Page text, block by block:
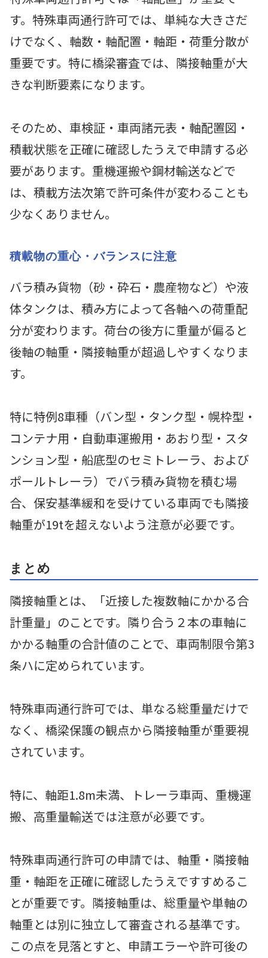
す。特殊車両通行許可では、単純な大きさだ
けでなく、軸数・軸配置・軸距・荷重分散が
重要です。特に橋梁審査では、隣接軸重が大
きな判断要素になります。
そのため、車検証・車両諸元表・軸配置図・
積載状態を正確に確認したうえで申請する必
要があります。重機運搬や鋼材輸送などで
は、積載方法次第で許可条件が変わることも
少なくありません。
積載物の重心・バランスに注意
バラ積み貨物（砂・砕石・農産物など）や液
体タンクは、積み方によって各軸への荷重配
分が変わります。荷台の後方に重量が偏ると
後軸の軸重・隣接軸重が超過しやすくなりま
す。
特に特例8車種（バン型・タンク型・幌枠型・
コンテナ用・自動車運搬用・あおり型・スタ
ンション型・船底型のセミトレーラ、および
ポールトレーラ）でバラ積み貨物を積む場
合、保安基準緩和を受けている車両でも隣接
軸重が19tを超えないよう注意が必要です。
まとめ
隣接軸重とは、「近接した複数軸にかかる合
計重量」のことです。隣り合う２本の車軸に
かかる軸重の合計値のことで、車両制限令第3
条ハに定められています。
特殊車両通行許可では、単なる総重量だけで
なく、橋梁保護の観点から隣接軸重が重要視
されています。
特に、軸距1.8m未満、トレーラ車両、重機運
搬、高重量輸送では注意が必要です。
特殊車両通行許可の申請では、軸重・隣接軸
重・軸距を正確に確認したうえですすめるこ
とが重要です。隣接軸重は、総重量や単軸の
軸重とは別に独立して審査される基準です。
この点を見落とすと、申請エラーや許可後の